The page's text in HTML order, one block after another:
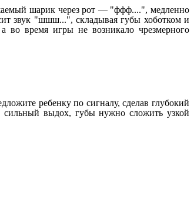
шарик через рот — "ффф....", медленно
звук "шшш...", складывая губы хоботком и
во время игры не возникало чрезмерного
ребенку по сигналу, сделав глубокий
сильный выдох, губы нужно сложить узкой